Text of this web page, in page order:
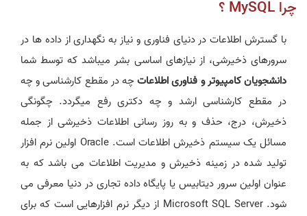
چرا MySQL ؟
با گسترش اطلاعات در دنیای فناوری و نیاز به نگهداری از داده ها در
سرورهای ذخیرشی، از نیازهای اساسی بشر میباشد که توسط شما
دانشجویان کامپیوتر و فناوری اطلاعاتچه در مقطع کارشناسی و چه
در مقطع کارشناسی ارشد و چه دکتری رفع میگردد. چگونگی
ذخیرش، درج، حذف و به روز رسانی اطلاعات ذخیرشی از جمله
مسائل یک سیستم ذخیرش اطلاعات است. Oracle اولین نرم افزار
تولید شده در زمینه ذخیرش و مدیریت اطلاعات می باشد که به
عنوان اولین سرور دیتابیس یا پایگاه داده تجاری در دنیا معرفی می
شود. Microsoft SQL Server از دیگر نرم افزارهایی است که برای